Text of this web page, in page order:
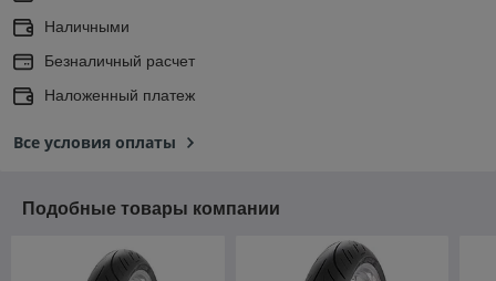
Наличными
Безналичный расчет
Наложенный платеж
Все условия оплаты
Подобные товары компании